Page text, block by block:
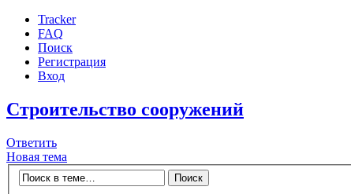
Tracker
FAQ
Поиск
Регистрация
Вход
Строительство сооружений
Ответить
Новая тема